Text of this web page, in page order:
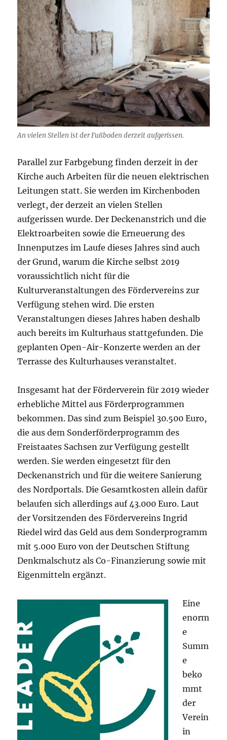
An vielen Stellen ist der Fußboden derzeit aufgerissen.
Parallel zur Farbgebung finden derzeit in der
Kirche auch Arbeiten für die neuen elektrischen
Leitungen statt. Sie werden im Kirchenboden
verlegt, der derzeit an vielen Stellen
aufgerissen wurde. Der Deckenanstrich und die
Elektroarbeiten sowie die Erneuerung des
Innenputzes im Laufe dieses Jahres sind auch
der Grund, warum die Kirche selbst 2019
voraussichtlich nicht für die
Kulturveranstaltungen des Fördervereins zur
Verfügung stehen wird. Die ersten
Veranstaltungen dieses Jahres haben deshalb
auch bereits im Kulturhaus stattgefunden. Die
geplanten Open-Air-Konzerte werden an der
Terrasse des Kulturhauses veranstaltet.
Insgesamt hat der Förderverein für 2019 wieder
erhebliche Mittel aus Förderprogrammen
bekommen. Das sind zum Beispiel 30.500 Euro,
die aus dem Sonderförderprogramm des
Freistaates Sachsen zur Verfügung gestellt
werden. Sie werden eingesetzt für den
Deckenanstrich und für die weitere Sanierung
des Nordportals. Die Gesamtkosten allein dafür
belaufen sich allerdings auf 43.000 Euro. Laut
der Vorsitzenden des Fördervereins Ingrid
Riedel wird das Geld aus dem Sonderprogramm
mit 5.000 Euro von der Deutschen Stiftung
Denkmalschutz als Co-Finanzierung sowie mit
Eigenmitteln ergänzt.
Eine
enorm
e
Summ
e
beko
mmt
der
Verein
in